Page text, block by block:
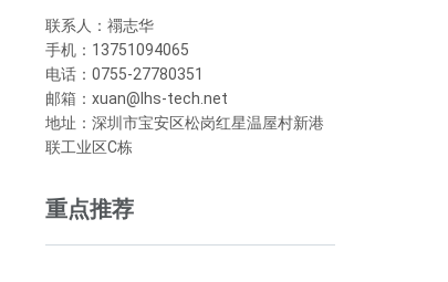
联系人：禤志华
手机：13751094065
电话：0755-27780351
邮箱：xuan@lhs-tech.net
地址：深圳市宝安区松岗红星温屋村新港
联工业区C栋
重点推荐